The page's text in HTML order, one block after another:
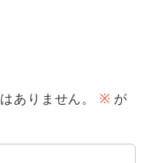
ありません。 ※ が